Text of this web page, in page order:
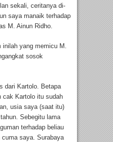
sekali, ceritanya di-
saya manaik terhadap
M. Ainun Ridho.
inilah yang memicu M.
sosok
dari Kartolo. Betapa
cak Kartolo itu sudah
usia saya (saat itu)
Sebegitu lama
terhadap beliau
saya. Surabaya